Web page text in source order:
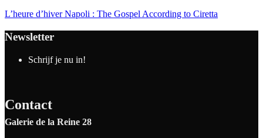
L’heure d’hiver Napoli : The Gospel According to Ciretta
Newsletter
Schrijf je nu in!
Contact
Galerie de la Reine 28